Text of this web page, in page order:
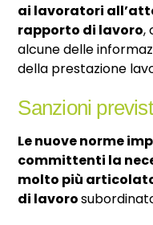
ai lavoratori
rapporto di lavoro,
alcune delle
della prestazione
Sanzioni
Le nuove norme
committenti la
molto più
di lavoro